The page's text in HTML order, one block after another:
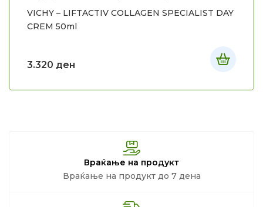
VICHY – LIFTACTIV COLLAGEN SPECIALIST DAY
CREM 50ml
3.320 ден
Враќање на продукт
Враќање на продукт до 7 дена